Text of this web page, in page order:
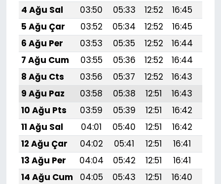
4 Ağu Sal
03:50 05:33 12:52 16:45
5 Ağu Çar
03:52 05:34 12:52 16:45
6 Ağu Per
03:53 05:35 12:52 16:44
7 Ağu Cum
03:55 05:36 12:52 16:44
8 Ağu Cts
03:56 05:37 12:52 16:43
9 Ağu Paz
03:58 05:38 12:51 16:43
10 Ağu Pts
03:59 05:39 12:51 16:42
11 Ağu Sal
04:01 05:40 12:51 16:42
12 Ağu Çar
04:02 05:41 12:51 16:41
13 Ağu Per
04:04 05:42 12:51 16:41
14 Ağu Cum
04:05 05:43 12:51 16:40